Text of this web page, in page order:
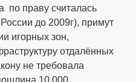
по праву считалась
до 2009г), примут
игорных зон,
отдалённых
не требовала